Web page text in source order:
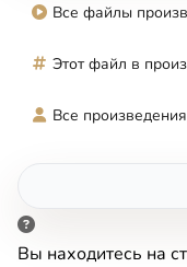
Все файлы
Этот файл в
Все
Вы находитесь на